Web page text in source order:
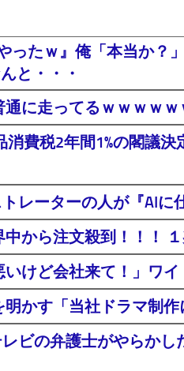
ったｗ』俺「本当か
と・・・
通に走ってるｗｗｗｗ
消費税2年間1%の閣
レーターの人が『AI
中から注文殺到！！！
いけど会社来て！」
明かす「当社ドラマ制
ビの弁護士がやらか